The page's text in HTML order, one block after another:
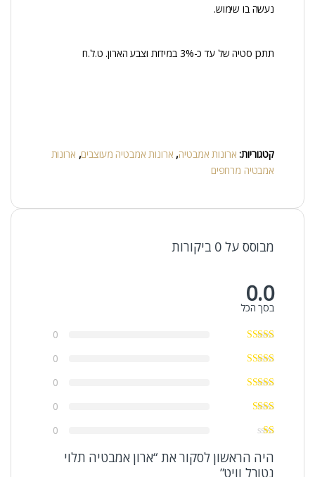
נעשה בו שימוש.
תתכן סטיה של עד כ-3% במידות וצבע הארון. ט.ל.ח
קטגוריות: ארונות אמבטיה, ארונות אמבטיה מעוצבים, ארונות
אמבטיה מרחפים
מבוסס על 0 ביקורות
0.0
בסך הכל
0
0
0
0
0
היה הראשון לסקור את “ארון אמבטיה תלוי
נטורל וויט”